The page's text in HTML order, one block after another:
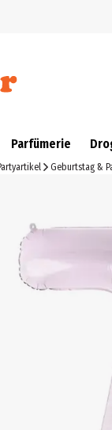
Parfümerie
Geburtstag &